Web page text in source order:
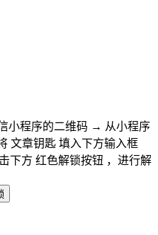
小程序的二维码 → 从小程序
文章钥匙 填入下方输入框
下方 红色解锁按钮 ，进行解